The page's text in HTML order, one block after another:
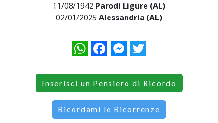
11/08/1942 Parodi Ligure (AL)
02/01/2025 Alessandria (AL)
WhatsAppFacebookMessenger
Twitter
Inserisci un Pensiero di Ricordo
Ricordami le Ricorrenze